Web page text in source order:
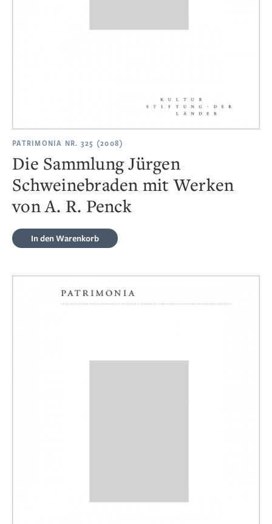
PATRIMONIA NR. 325 (2008)
Die Sammlung Jürgen
Schweinebraden mit Werken
von A. R. Penck
In den Warenkorb